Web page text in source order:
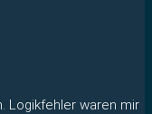
Logikfehler waren mir